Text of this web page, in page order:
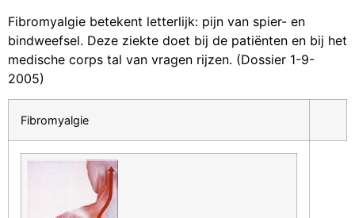
Fibromyalgie betekent letterlijk: pijn van spier- en
bindweefsel. Deze ziekte doet bij de patiënten en bij het
medische corps tal van vragen rijzen. (Dossier 1-9-
2005)
Fibromyalgie